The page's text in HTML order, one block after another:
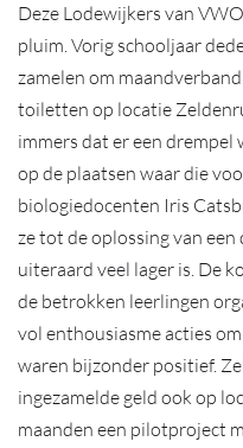
Deze Lodewijkers van
pluim. Vorig schooljaar
zamelen om
toiletten op locatie
immers dat er een drempel
op de plaatsen waar die
biologiedocenten Iris
ze tot de oplossing van
uiteraard veel lager is. De
de betrokken leerlingen
vol enthousiasme acties
waren bijzonder positief.
ingezamelde geld ook op
maanden een pilotproject